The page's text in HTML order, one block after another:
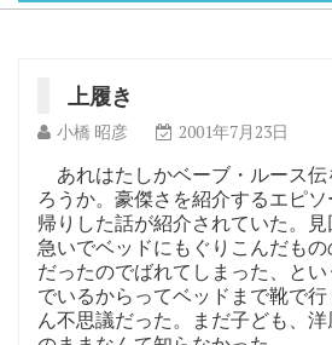
上履き
小橋 昭彦 2001年7月23日
あれはたしかベーブ・ルース伝
ろうか。豪傑さを紹介するエピ
帰りした話が紹介されていた。
急いでベッドにもぐりこんだも
だったのでばれてしまった、と
でいるからってベッドまで靴で
ん不思議だった。まだ子ども、